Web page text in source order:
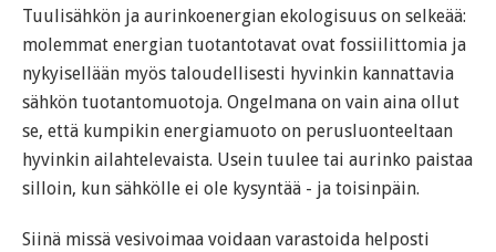
Tuulisähkön ja aurinkoenergian ekologisuus on selkeää:
molemmat energian tuotantotavat ovat fossiilittomia ja
nykyisellään myös taloudellisesti hyvinkin kannattavia
sähkön tuotantomuotoja. Ongelmana on vain aina ollut
se, että kumpikin energiamuoto on perusluonteeltaan
hyvinkin ailahtelevaista. Usein tuulee tai aurinko paistaa
silloin, kun sähkölle ei ole kysyntää - ja toisinpäin.
Siinä missä vesivoimaa voidaan varastoida helposti